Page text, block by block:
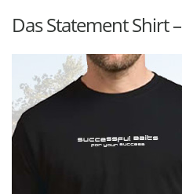
Das Statement Shirt